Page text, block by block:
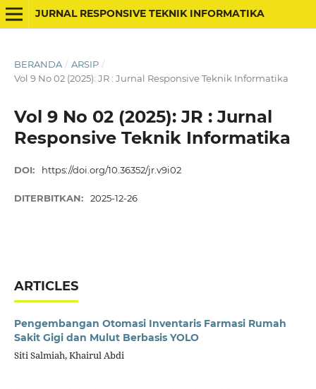
JURNAL RESPONSIVE TEKNIK INFORMATIKA
BERANDA / ARSIP /
Vol 9 No 02 (2025): JR : Jurnal Responsive Teknik Informatika
Vol 9 No 02 (2025): JR : Jurnal
Responsive Teknik Informatika
DOI: https://doi.org/10.36352/jr.v9i02
DITERBITKAN: 2025-12-26
ARTICLES
Pengembangan Otomasi Inventaris Farmasi Rumah
Sakit Gigi dan Mulut Berbasis YOLO
Siti Salmiah, Khairul Abdi